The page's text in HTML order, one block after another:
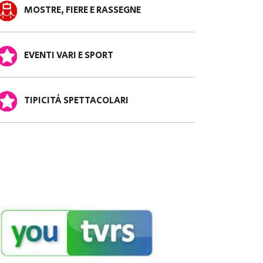
MOSTRE, FIERE E RASSEGNE
EVENTI VARI E SPORT
TIPICITÀ SPETTACOLARI